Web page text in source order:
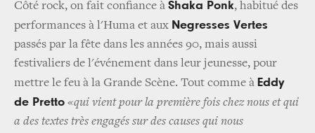
Côté rock, on fait confiance à Shaka Ponk, habitué des
performances à l'Huma et aux Negresses Vertes
passés par la fête dans les années 90, mais aussi
festivaliers de l'événement dans leur jeunesse, pour
mettre le feu à la Grande Scène. Tout comme à Eddy
de Pretto «qui vient pour la première fois chez nous et qui
a des textes très engagés sur des causes qui nous